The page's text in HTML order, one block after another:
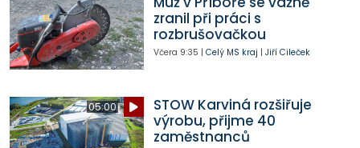
zranil při práci s
rozbrušovačkou
Včera 9:35 | Celý MS kraj | Jiří Cileček
05:00
STOW Karviná rozšiřuje
výrobu, přijme 40
zaměstnanců